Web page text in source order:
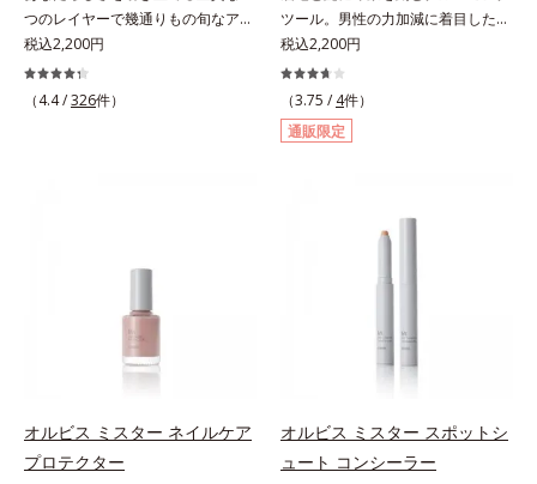
つのレイヤーで幾通りもの旬なアイ
メイクが叶う。上質なテクスチャー
と多様なカラーリングで、似合うを
知る＆楽しさを引き出す、4色のア
無限大。もちろん単色使いもOK！
イヤーで、幾通りもの旬なアイメイ
クをお楽しみください。
税込2,200円
（4.4 /326件）
ツール。男性の力加減に着目した絶
妙な柔らかさと肌なじみ・密着感を
計算したフィックスブレード処方
と、テクニック不要で太い部分も細
い部分も自由自在に描き足せるマル
チブレード処方を採用。眉毛を描き
い印象や髪色に合わせて選べる2色
展開。ブレイブグレー：きりっとし
タイリッシュブラウン。茶色味がか
った髪色の人におすすめ。【ご使用
のスクリューブラシで毛流れを整え
た後、中央から眉山に向かって眉毛
の隙間を埋めるように描きます。②
税込2,200円
（3.75 / 4件）
通販限定
オルビス ミスター ネイルケア
プロテクター
オルビス ミスター スポットシ
ュート コンシーラー